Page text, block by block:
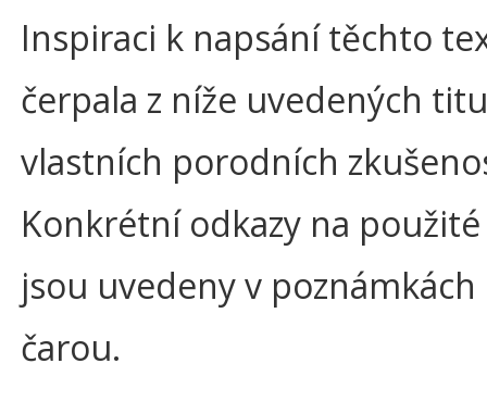
Inspiraci k napsání těchto
čerpala z níže uvedených
vlastních porodních
Konkrétní odkazy na
jsou uvedeny v
čarou.